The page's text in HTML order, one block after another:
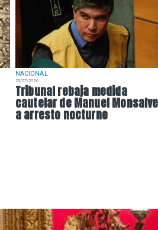
NACIONAL
23/07/2026
Tribunal rebaja medida
cautelar de Manuel Monsalve
a arresto nocturno